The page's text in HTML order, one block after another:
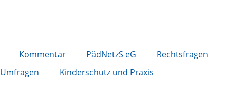
Kommentar PädNetzS eG Rechtsfragen
Umfragen Kinderschutz und Praxis